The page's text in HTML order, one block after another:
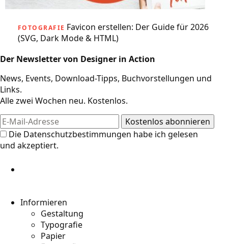
FOTOGRAFIE Favicon erstellen: Der Guide für 2026
(SVG, Dark Mode & HTML)
Der Newsletter von Designer in Action
News, Events, Download-Tipps, Buchvorstellungen und
Links.
Alle zwei Wochen neu. Kostenlos.
Die Datenschutzbestimmungen habe ich gelesen
und akzeptiert.
Informieren
Gestaltung
Typografie
Papier